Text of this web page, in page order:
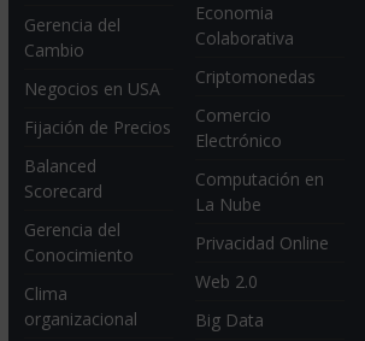
Gerencia del
Cambio
Negocios en USA
Fijación de Precios
Balanced
Scorecard
Gerencia del
Conocimiento
Clima
organizacional
Economia
Colaborativa
Criptomonedas
Comercio
Electrónico
Computación en
La Nube
Privacidad Online
Web 2.0
Big Data